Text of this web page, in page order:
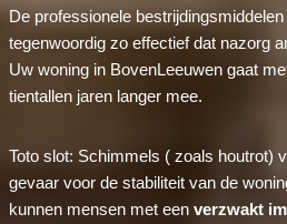
De professionele
tegenwoordig zo effectief dat nazorg
Uw woning in BovenLeeuwen gaat
tientallen jaren langer mee.
Toto slot: Schimmels ( zoals houtrot)
gevaar voor de stabiliteit van de
kunnen mensen met een verzwakt